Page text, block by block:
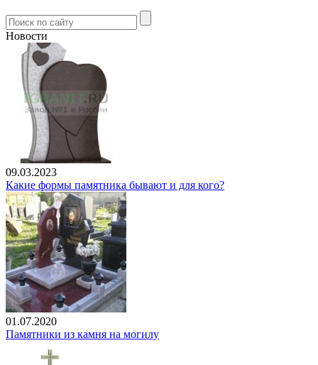
Новости
09.03.2023
Какие формы памятника бывают и для кого?
01.07.2020
Памятники из камня на могилу